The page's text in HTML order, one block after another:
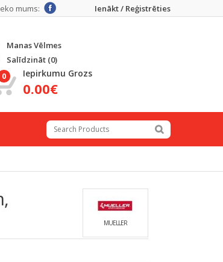
Ienākt / Reģistrēties
mums:
Manas Vēlmes
Salīdzināt (0)
0 Iepirkumu Grozs
0.00€
MUELLER